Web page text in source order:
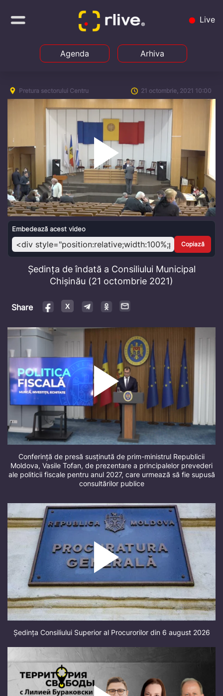
Live
Agenda Arhiva
Pretura sectorului Centru 21 octombrie, 2021 10:00
Play
Video
Embedează acest video
Copiază
Ședința de îndată a Consiliului Municipal
Chișinău (21 octombrie 2021)
Share
Conferință de presă susținută de prim-ministrul Republicii
Moldova, Vasile Tofan, de prezentare a principalelor prevederi
ale politicii fiscale pentru anul 2027, care urmează să fie supusă
consultărilor publice
Ședința Consiliului Superior al Procurorilor din 6 august 2026